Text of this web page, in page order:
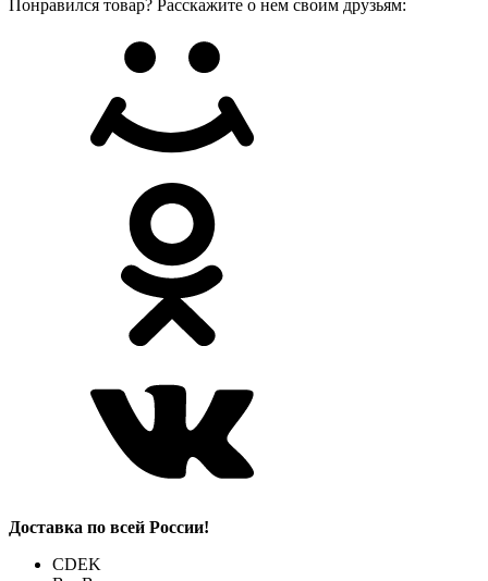
Понравился товар? Расскажите о нем своим друзьям:
Доставка по всей России!
CDEK